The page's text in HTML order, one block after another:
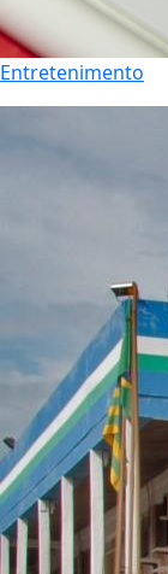
Entretenimento